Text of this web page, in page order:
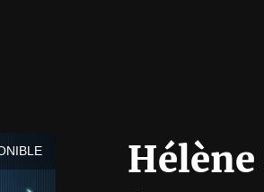
Hélène